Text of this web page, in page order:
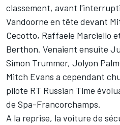
classement, avant
Vandoorne en tête devant
Cecotto, Raffaele Marciello
Berthon. Venaient ensuite
Simon Trummer, Jolyon
Mitch Evans a cependant
pilote RT Russian Time
de Spa-Francorchamps.
A la reprise, la voiture de